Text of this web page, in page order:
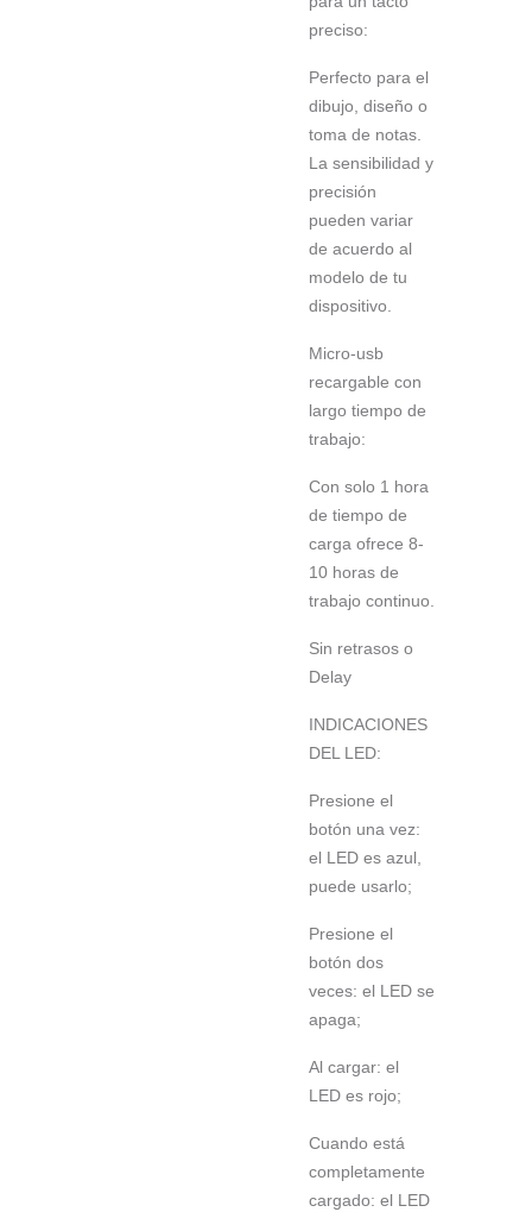
preciso:
Perfecto para el
dibujo, diseño o
toma de notas.
La sensibilidad y
precisión
pueden variar
de acuerdo al
modelo de tu
dispositivo.
Micro-usb
recargable con
largo tiempo de
trabajo:
Con solo 1 hora
de tiempo de
carga ofrece 8-
10 horas de
trabajo continuo.
Sin retrasos o
Delay
INDICACIONES
DEL LED:
Presione el
botón una vez:
el LED es azul,
puede usarlo;
Presione el
botón dos
veces: el LED se
apaga;
Al cargar: el
LED es rojo;
Cuando está
completamente
cargado: el LED